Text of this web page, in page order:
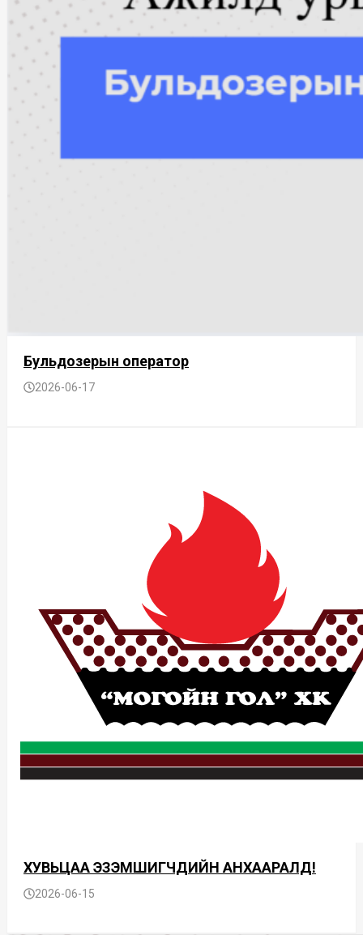
Бульдозерын оператор
2026-06-17
ХУВЬЦАА ЭЗЭМШИГЧДИЙН АНХААРАЛД!
2026-06-15